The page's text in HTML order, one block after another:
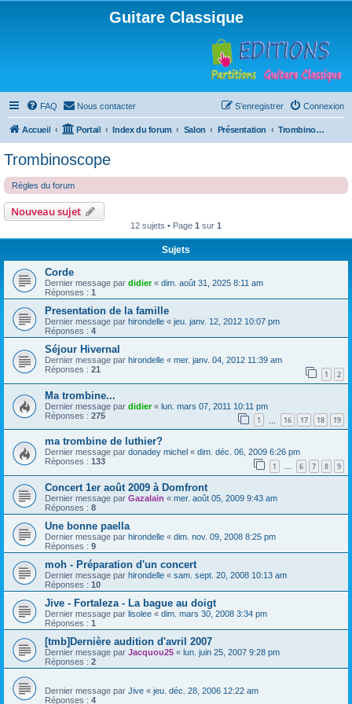
Guitare Classique
FAQ Nous contacter Connexion
S’enregistrer
Accueil Portail Index du forum Salon Présentation Trombinoscope
Trombinoscope
Règles du forum
Nouveau sujet
12 sujets • Page 1 sur 1
Sujets
Corde
Dernier message par didier« dim. août 31, 2025 8:11 am
Réponses : 1
Presentation de la famille
Dernier message par hirondelle « jeu. janv. 12, 2012 10:07 pm
Réponses : 4
Séjour Hivernal
Dernier message par hirondelle « mer. janv. 04, 2012 11:39 am
Réponses : 21 1 2
Ma trombine...
Dernier message par didier« lun. mars 07, 2011 10:11 pm
Réponses : 275 1 16 17 18 19
ma trombine de luthier?
Dernier message par donadey michel « dim. déc. 06, 2009 6:26 pm
Réponses : 133 1 … 6 7 8 9
Concert 1er août 2009 à Domfront
Dernier message par Gazalain « mer. août 05, 2009 9:43 am
Réponses : 8
Une bonne paella
Dernier message par hirondelle « dim. nov. 09, 2008 8:25 pm
Réponses : 9
moh - Préparation d'un concert
Dernier message par hirondelle « sam. sept. 20, 2008 10:13 am
Réponses : 10
Jive - Fortaleza - La bague au doigt
Dernier message par lisolee « dim. mars 30, 2008 3:34 pm
Réponses : 1
[tmb]Dernière audition d'avril 2007
Dernier message par Jacquou25 « lun. juin 25, 2007 9:28 pm
Réponses : 2
Dernier message par Jive « jeu. déc. 28, 2006 12:22 am
Réponses : 4